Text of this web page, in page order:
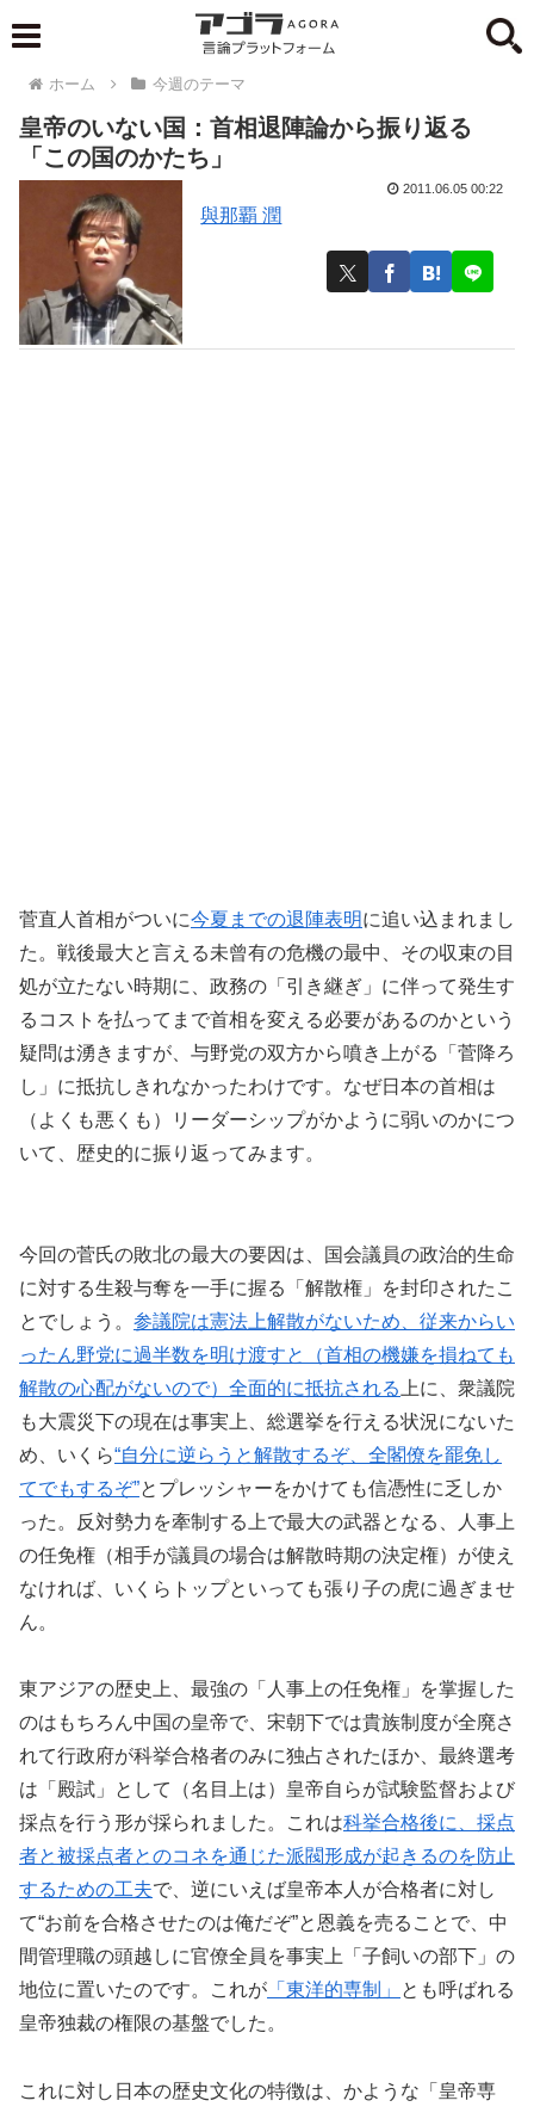
ホーム 今週のテーマ
皇帝のいない国：首相退陣論から振り返る
「この国のかたち」
與那覇 潤
2011.06.05 00:22
菅直人首相がついに今夏までの退陣表明に追い込まれまし
た。戦後最大と言える未曾有の危機の最中、その収束の目
処が立たない時期に、政務の「引き継ぎ」に伴って発生す
るコストを払ってまで首相を変える必要があるのかという
疑問は湧きますが、与野党の双方から噴き上がる「菅降ろ
し」に抵抗しきれなかったわけです。なぜ日本の首相は
（よくも悪くも）リーダーシップがかように弱いのかにつ
いて、歴史的に振り返ってみます。
今回の菅氏の敗北の最大の要因は、国会議員の政治的生命
に対する生殺与奪を一手に握る「解散権」を封印されたこ
とでしょう。 参議院は憲法上解散がないため、従来からい
ったん野党に過半数を明け渡すと（首相の機嫌を損ねても
解散の心配がないので）全面的に抵抗される 上に、衆議院
も大震災下の現在は事実上、総選挙を行える状況にないた
め、いくら“自分に逆らうと解散するぞ、全閣僚を罷免し
てでもするぞ”とプレッシャーをかけても信憑性に乏しか
った。反対勢力を牽制する上で最大の武器となる、人事上
の任免権（相手が議員の場合は解散時期の決定権）が使え
なければ、いくらトップといっても張り子の虎に過ぎませ
ん。
東アジアの歴史上、最強の「人事上の任免権」を掌握した
のはもちろん中国の皇帝で、宋朝下では貴族制度が全廃さ
れて行政府が科挙合格者のみに独占されたほか、最終選考
は「殿試」として（名目上は）皇帝自らが試験監督および
採点を行う形が採られました。これは科挙合格後に、採点
者と被採点者とのコネを通じた派閥形成が起きるのを防止
するための工夫で、逆にいえば皇帝本人が合格者に対し
て“お前を合格させたのは俺だぞ”と恩義を売ることで、中
間管理職の頭越しに官僚全員を事実上「子飼いの部下」の
地位に置いたのです。これが 「東洋的専制」
とも呼ばれる
皇帝独裁の権限の基盤でした。
これに対し日本の歴史文化の特徴は、かような「皇帝専